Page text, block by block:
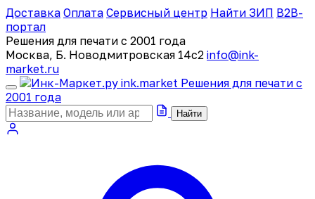
Доставка Оплата Сервисный центр Найти ЗИП B2B-
портал
Решения для печати с 2001 года
Москва, Б. Новодмитровская 14с2 info@ink-
market.ru
ink.market Решения для печати с
2001 года
Найти